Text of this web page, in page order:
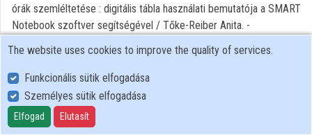
órák szemléltetése : digitális tábla használati bemutatója a SMART
Notebook szoftver segítségével / Tőke-Reiber Anita. -
Szombathely : NymE SEK, 2010. TÁMOP-3.2.4.A-11/1-2012-0060
Tudásdepó-Expressz "A Színes krétától a digitális tábláig"
alprojekt oktatóanyaga
User Policy
Adatkezelési tájékoztató (en)
The website uses cookies to improve the quality of services.
Funkcionális sütik elfogadása
Személyes sütik elfogadása
Elfogad Elutasít